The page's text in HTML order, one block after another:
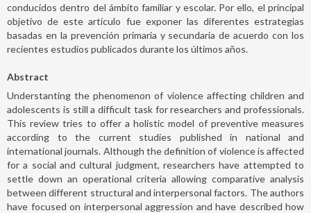
conducidos dentro del ámbito familiar y escolar. Por ello, el principal
objetivo de este artículo fue exponer las diferentes estrategias
basadas en la prevención primaria y secundaria de acuerdo con los
recientes estudios publicados durante los últimos años.
Abstract
Understanting the phenomenon of violence affecting children and
adolescents is still a difficult task for researchers and professionals.
This review tries to offer a holistic model of preventive measures
according to the current studies published in national and
international journals. Although the definition of violence is affected
for a social and cultural judgment, researchers have attempted to
settle down an operational criteria allowing comparative analysis
between different structural and interpersonal factors. The authors
have focused on interpersonal aggression and have described how